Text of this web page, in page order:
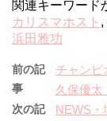
関連キーワード
カリスマホスト ,
浜田雅功
前の記
事
チャンピ
久保優太
次の記
NEWS・